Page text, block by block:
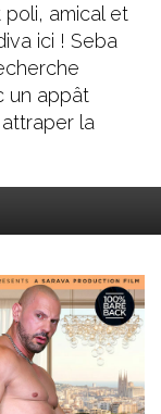
amical et
ici ! Seba
un appât
la